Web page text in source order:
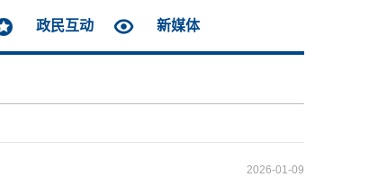
政民互动 新媒体
2026-01-09